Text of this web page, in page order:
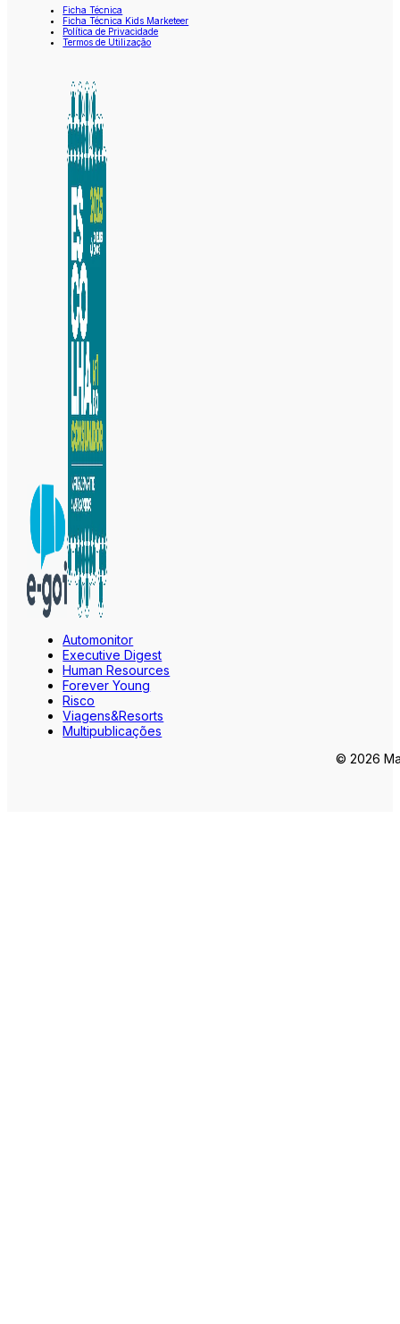
Ficha Técnica
Ficha Técnica Kids Marketeer
Política de Privacidade
Termos de Utilização
Automonitor
Executive Digest
Human Resources
Forever Young
Risco
Viagens&Resorts
Multipublicações
© 2026